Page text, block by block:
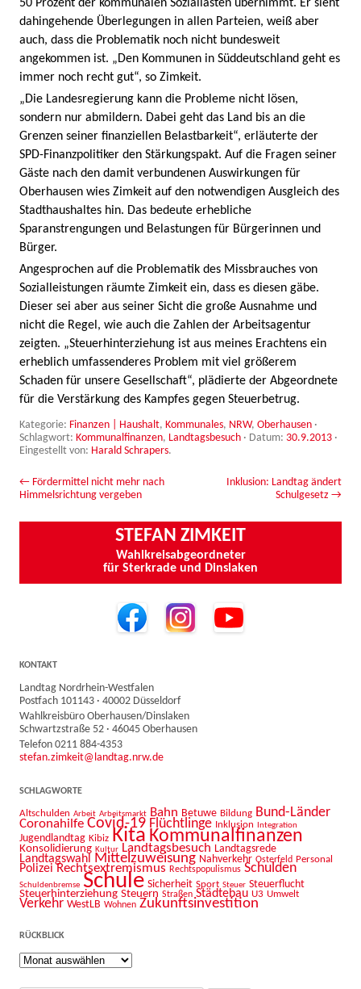
50 Prozent der kommunalen Soziallasten übernimmt. Er sieht
dahingehende Überlegungen in allen Parteien, weiß aber
auch, dass die Problematik noch nicht bundesweit
angekommen ist. „Den Kommunen in Süddeutschland geht es
immer noch recht gut“, so Zimkeit.
„Die Landesregierung kann die Probleme nicht lösen,
sondern nur abmildern. Dabei geht das Land bis an die
Grenzen seiner finanziellen Belastbarkeit“, erläuterte der
SPD-Finanzpolitiker den Stärkungspakt. Auf die Fragen seiner
Gäste nach den damit verbundenen Auswirkungen für
Oberhausen wies Zimkeit auf den notwendigen Ausgleich des
Stadthaushaltes hin. Das bedeute erhebliche
Sparanstrengungen und Belastungen für Bürgerinnen und
Bürger.
Angesprochen auf die Problematik des Missbrauches von
Sozialleistungen räumte Zimkeit ein, dass es diesen gäbe.
Dieser sei aber aus seiner Sicht die große Ausnahme und
nicht die Regel, wie auch die Zahlen der Arbeitsagentur
zeigten. „Steuerhinterziehung ist aus meines Erachtens ein
erheblich umfassenderes Problem mit viel größerem
Schaden für unsere Gesellschaft“, plädierte der Abgeordnete
für die Verstärkung des Kampfes gegen Steuerbetrug.
Kategorie: Finanzen | Haushalt, Kommunales, NRW, Oberhausen ·
Schlagwort: Kommunalfinanzen, Landtagsbesuch · Datum: 30.9.2013 ·
Eingestellt von: Harald Schrapers.
Beitrags-Navigation
← Fördermittel nicht mehr nach
Himmelsrichtung vergeben
Inklusion: Landtag ändert
Schulgesetz →
STEFAN ZIMKEIT
Wahlkreisabgeordneter
für Sterkrade und Dinslaken
KONTAKT
Landtag Nordrhein-Westfalen
Postfach 101143 · 40002 Düsseldorf
Wahlkreisbüro Oberhausen/Dinslaken
Schwartzstraße 52 · 46045 Oberhausen
Telefon 0211 884-4353
stefan.zimkeit@landtag.nrw.de
SCHLAGWORTE
Altschulden Arbeit Arbeitsmarkt Bahn Betuwe Bildung Bund-Länder
Coronahilfe Covid-19 Flüchtlinge Inklusion Integration
Jugendlandtag Kibiz Kita Kommunalfinanzen
Konsolidierung Kultur Landtagsbesuch Landtagsrede
Landtagswahl Mittelzuweisung Nahverkehr Osterfeld Personal
Polizei Rechtsextremismus Rechtspopulismus Schulden
Schuldenbremse Schule Sicherheit Sport Steuer Steuerflucht
Steuerhinterziehung Steuern Straßen Städtebau U3 Umwelt
Verkehr WestLB Wohnen Zukunftsinvestition
RÜCKBLICK
Rückblick